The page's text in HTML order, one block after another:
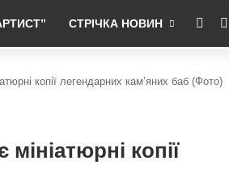
СТРІЧКА НОВИН RSS
копії легендарних кам’яних баб (Фото)
копії